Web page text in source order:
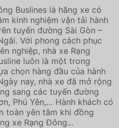
Buslines là hãng xe có
kinh nghiệm vận tải hành
tuyến đường Sài Gòn –
Với phong cách phục
nghiệp, nhà xe Rạng
luôn là một trong
chọn hàng đầu của hành
nay, nhà xe đã mở rộng
sang các tuyến đường
Phú Yên,… Hành khách có
toàn yên tâm khi đồng
xe Rạng Đông...